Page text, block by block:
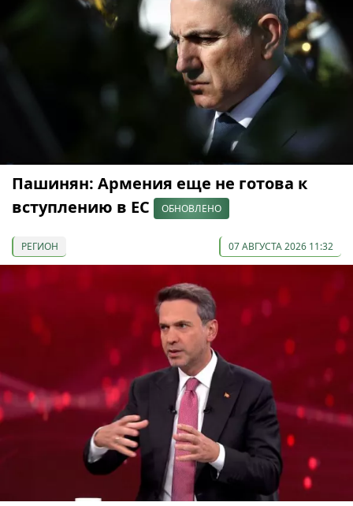
Пашинян: Армения еще не готова к
вступлению в ЕС
ОБНОВЛЕНО
РЕГИОН 07 АВГУСТА 2026 11:32